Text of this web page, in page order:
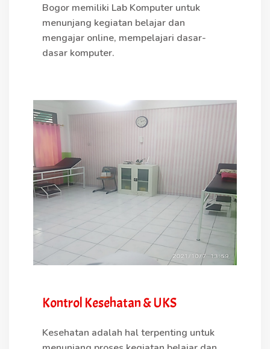
Bogor memiliki Lab Komputer untuk
menunjang kegiatan belajar dan
mengajar online, mempelajari dasar-
dasar komputer.
Kontrol Kesehatan & UKS
Kesehatan adalah hal terpenting untuk